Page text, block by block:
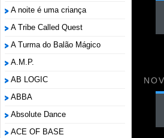
A noite é uma criança
A Tribe Called Quest
A Turma do Balão Mágico
A.M.P.
AB LOGIC
ABBA
Absolute Dance
ACE OF BASE